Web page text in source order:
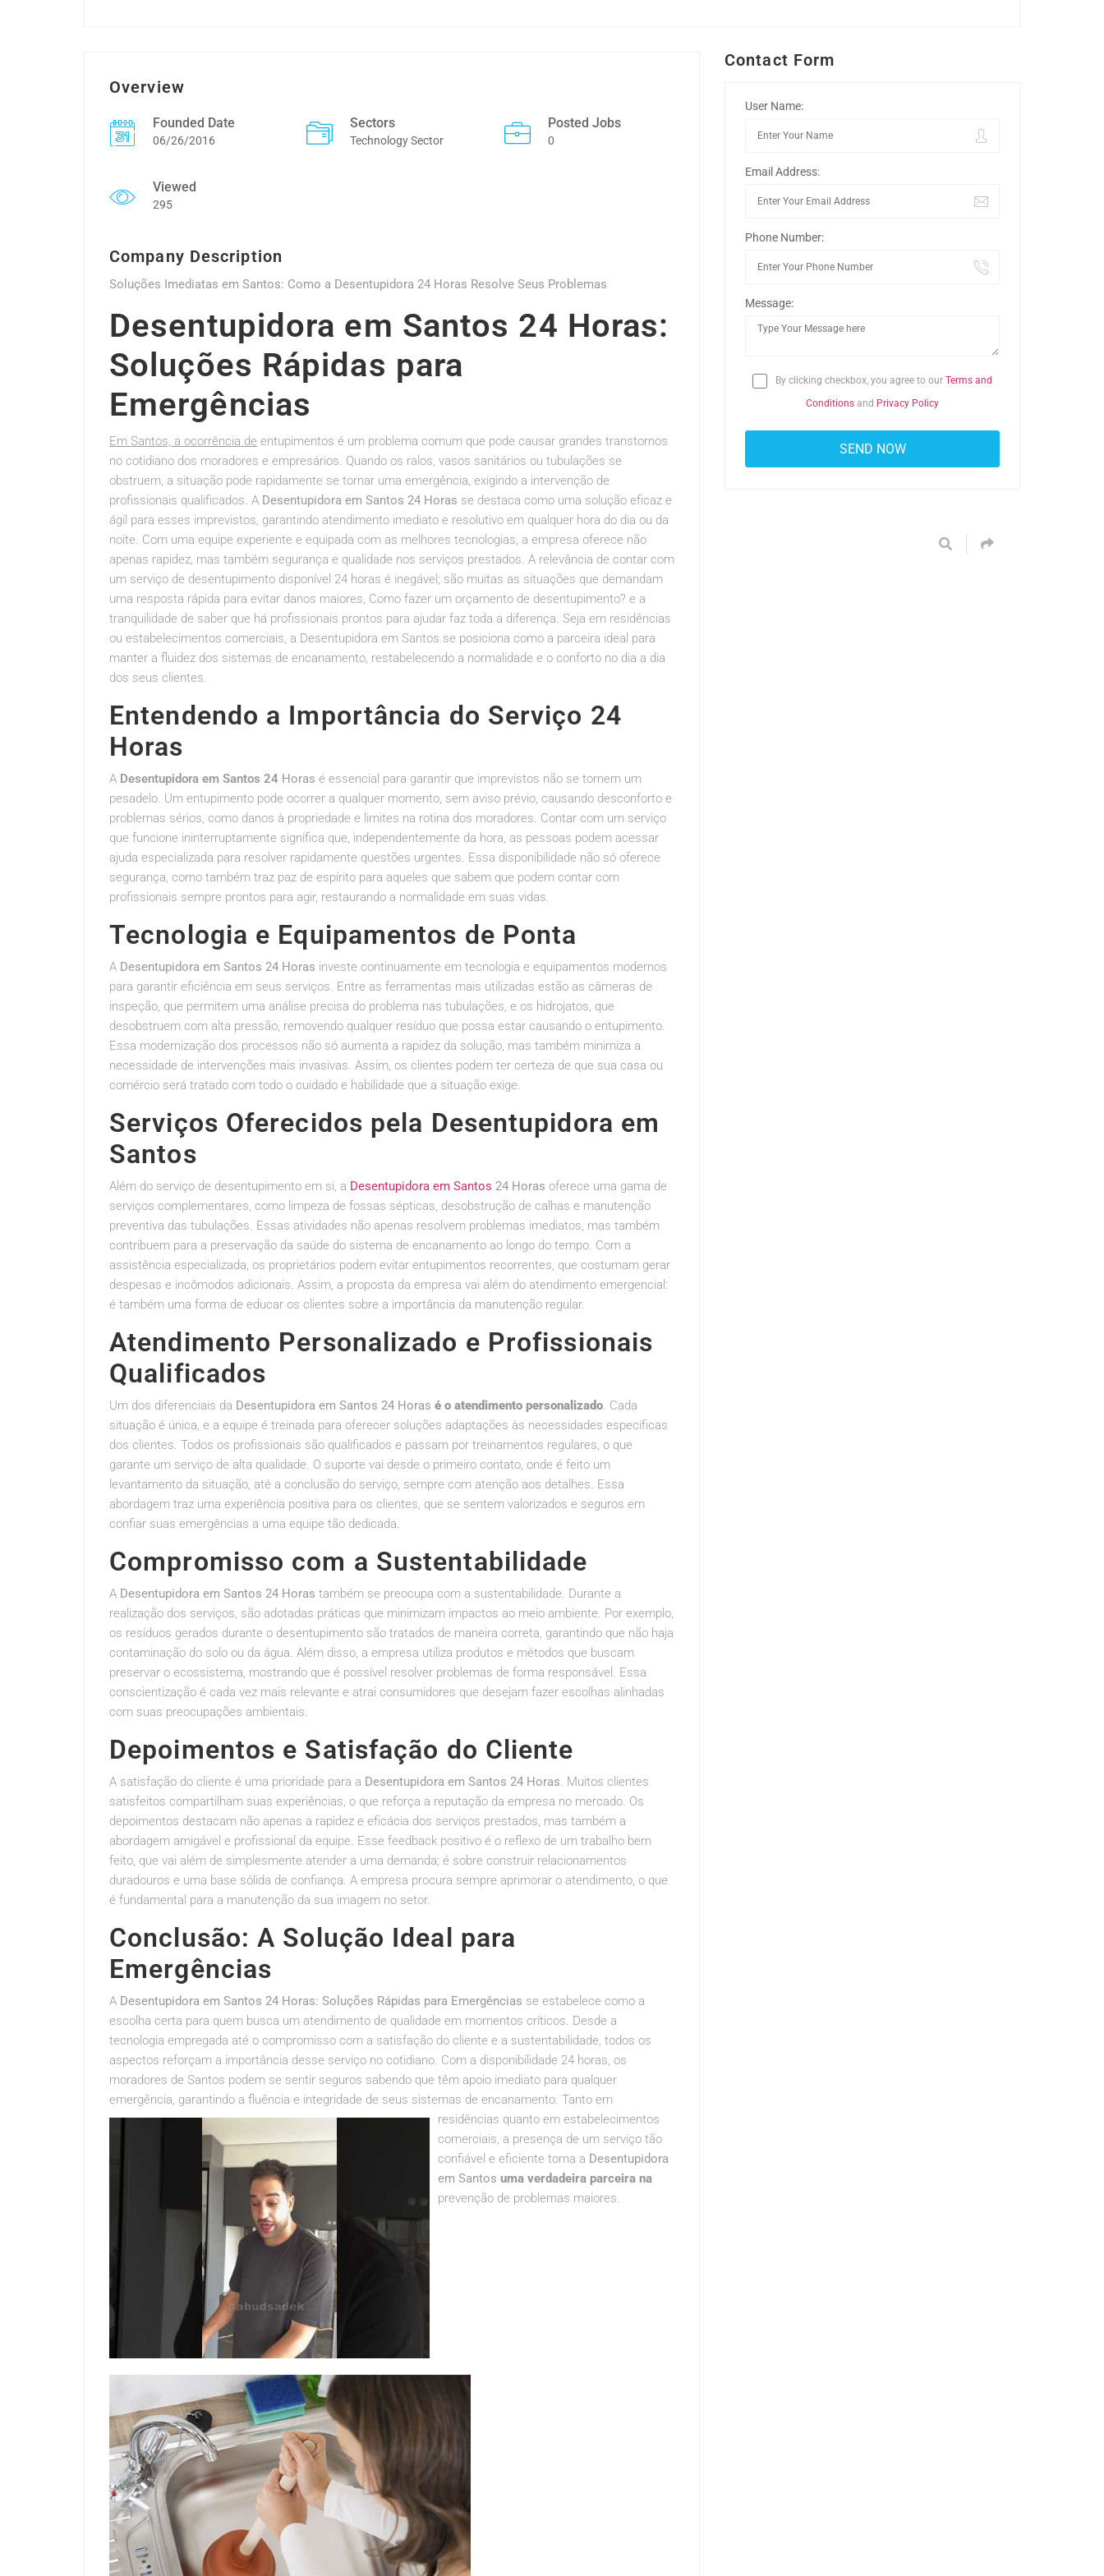
Overview
Founded Date
06/26/2016
Sectors
Technology Sector
Posted Jobs
0
Viewed
295
Company Description
Soluções Imediatas em Santos: Como a Desentupidora 24 Horas Resolve Seus Problemas
Desentupidora em Santos 24 Horas:
Soluções Rápidas para
Emergências
Em Santos, a ocorrência de entupimentos é um problema comum que pode causar grandes transtornos
no cotidiano dos moradores e empresários. Quando os ralos, vasos sanitários ou tubulações se
obstruem, a situação pode rapidamente se tornar uma emergência, exigindo a intervenção de
profissionais qualificados. A Desentupidora em Santos 24 Horas se destaca como uma solução eficaz e
ágil para esses imprevistos, garantindo atendimento imediato e resolutivo em qualquer hora do dia ou da
noite. Com uma equipe experiente e equipada com as melhores tecnologias, a empresa oferece não
apenas rapidez, mas também segurança e qualidade nos serviços prestados. A relevância de contar com
um serviço de desentupimento disponível 24 horas é inegável; são muitas as situações que demandam
uma resposta rápida para evitar danos maiores, Como fazer um orçamento de desentupimento? e a
tranquilidade de saber que há profissionais prontos para ajudar faz toda a diferença. Seja em residências
ou estabelecimentos comerciais, a Desentupidora em Santos se posiciona como a parceira ideal para
manter a fluidez dos sistemas de encanamento, restabelecendo a normalidade e o conforto no dia a dia
dos seus clientes.
Entendendo a Importância do Serviço 24
Horas
A Desentupidora em Santos 24 Horas é essencial para garantir que imprevistos não se tornem um
pesadelo. Um entupimento pode ocorrer a qualquer momento, sem aviso prévio, causando desconforto e
problemas sérios, como danos à propriedade e limites na rotina dos moradores. Contar com um serviço
que funcione ininterruptamente significa que, independentemente da hora, as pessoas podem acessar
ajuda especializada para resolver rapidamente questões urgentes. Essa disponibilidade não só oferece
segurança, como também traz paz de espírito para aqueles que sabem que podem contar com
profissionais sempre prontos para agir, restaurando a normalidade em suas vidas.
Tecnologia e Equipamentos de Ponta
A Desentupidora em Santos 24 Horas investe continuamente em tecnologia e equipamentos modernos
para garantir eficiência em seus serviços. Entre as ferramentas mais utilizadas estão as câmeras de
inspeção, que permitem uma análise precisa do problema nas tubulações, e os hidrojatos, que
desobstruem com alta pressão, removendo qualquer resíduo que possa estar causando o entupimento.
Essa modernização dos processos não só aumenta a rapidez da solução, mas também minimiza a
necessidade de intervenções mais invasivas. Assim, os clientes podem ter certeza de que sua casa ou
comércio será tratado com todo o cuidado e habilidade que a situação exige.
Serviços Oferecidos pela Desentupidora em
Santos
Além do serviço de desentupimento em si, a Desentupidora em Santos 24 Horas oferece uma gama de
serviços complementares, como limpeza de fossas sépticas, desobstrução de calhas e manutenção
preventiva das tubulações. Essas atividades não apenas resolvem problemas imediatos, mas também
contribuem para a preservação da saúde do sistema de encanamento ao longo do tempo. Com a
assistência especializada, os proprietários podem evitar entupimentos recorrentes, que costumam gerar
despesas e incômodos adicionais. Assim, a proposta da empresa vai além do atendimento emergencial:
é também uma forma de educar os clientes sobre a importância da manutenção regular.
Atendimento Personalizado e Profissionais
Qualificados
Um dos diferenciais da Desentupidora em Santos 24 Horas é o atendimento personalizado. Cada
situação é única, e a equipe é treinada para oferecer soluções adaptações às necessidades específicas
dos clientes. Todos os profissionais são qualificados e passam por treinamentos regulares, o que
garante um serviço de alta qualidade. O suporte vai desde o primeiro contato, onde é feito um
levantamento da situação, até a conclusão do serviço, sempre com atenção aos detalhes. Essa
abordagem traz uma experiência positiva para os clientes, que se sentem valorizados e seguros em
confiar suas emergências a uma equipe tão dedicada.
Compromisso com a Sustentabilidade
A Desentupidora em Santos 24 Horas também se preocupa com a sustentabilidade. Durante a
realização dos serviços, são adotadas práticas que minimizam impactos ao meio ambiente. Por exemplo,
os resíduos gerados durante o desentupimento são tratados de maneira correta, garantindo que não haja
contaminação do solo ou da água. Além disso, a empresa utiliza produtos e métodos que buscam
preservar o ecossistema, mostrando que é possível resolver problemas de forma responsável. Essa
conscientização é cada vez mais relevante e atrai consumidores que desejam fazer escolhas alinhadas
com suas preocupações ambientais.
Depoimentos e Satisfação do Cliente
A satisfação do cliente é uma prioridade para a Desentupidora em Santos 24 Horas. Muitos clientes
satisfeitos compartilham suas experiências, o que reforça a reputação da empresa no mercado. Os
depoimentos destacam não apenas a rapidez e eficácia dos serviços prestados, mas também a
abordagem amigável e profissional da equipe. Esse feedback positivo é o reflexo de um trabalho bem
feito, que vai além de simplesmente atender a uma demanda; é sobre construir relacionamentos
duradouros e uma base sólida de confiança. A empresa procura sempre aprimorar o atendimento, o que
é fundamental para a manutenção da sua imagem no setor.
Conclusão: A Solução Ideal para
Emergências
A Desentupidora em Santos 24 Horas: Soluções Rápidas para Emergências se estabelece como a
escolha certa para quem busca um atendimento de qualidade em momentos críticos. Desde a
tecnologia empregada até o compromisso com a satisfação do cliente e a sustentabilidade, todos os
aspectos reforçam a importância desse serviço no cotidiano. Com a disponibilidade 24 horas, os
moradores de Santos podem se sentir seguros sabendo que têm apoio imediato para qualquer
emergência, garantindo a fluência e integridade de seus sistemas de encanamento. Tanto em
residências quanto em estabelecimentos
comerciais, a presença de um serviço tão
confiável e eficiente torna a Desentupidora
em Santos uma verdadeira parceira na
prevenção de problemas maiores.
Contact Form
User Name:
Email Address:
Phone Number:
Message:
By clicking checkbox, you agree to our Terms and
Conditions and Privacy Policy